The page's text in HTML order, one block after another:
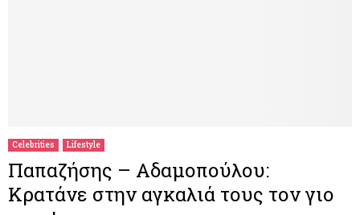
Celebrities Lifestyle
Παπαζήσης – Αδαμοπούλου:
Κρατάνε στην αγκαλιά τους τον γιο